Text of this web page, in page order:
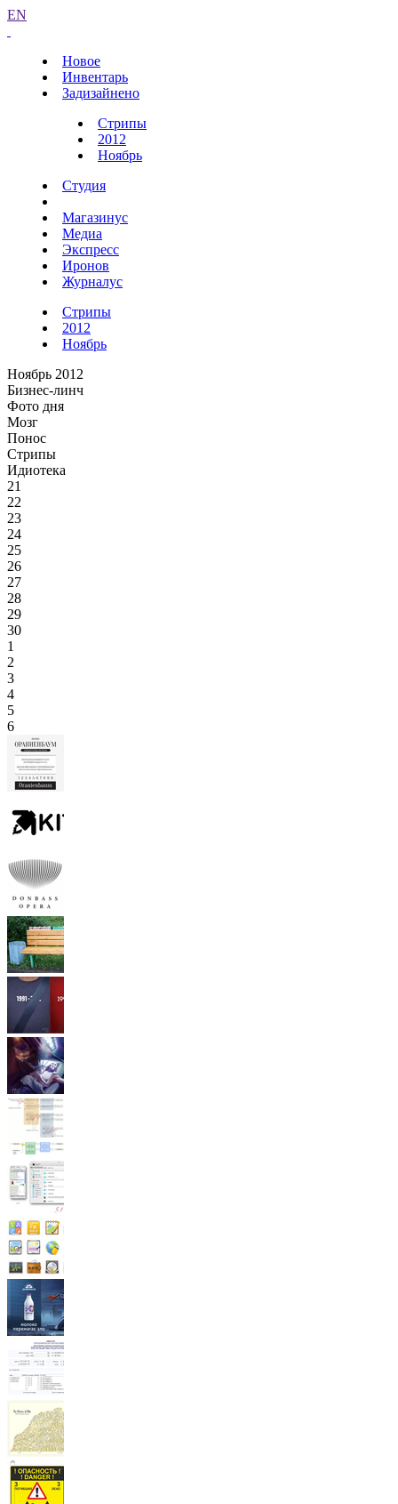
EN
Новое
Инвентарь
Задизайнено
Стрипы
2012
Ноябрь
Студия
Магазинус
Медиа
Экспресс
Иронов
Журналус
Стрипы
2012
Ноябрь
Ноябрь 2012
Бизнес-линч
Фото дня
Мозг
Понос
Стрипы
Идиотека
21
22
23
24
25
26
27
28
29
30
1
2
3
4
5
6